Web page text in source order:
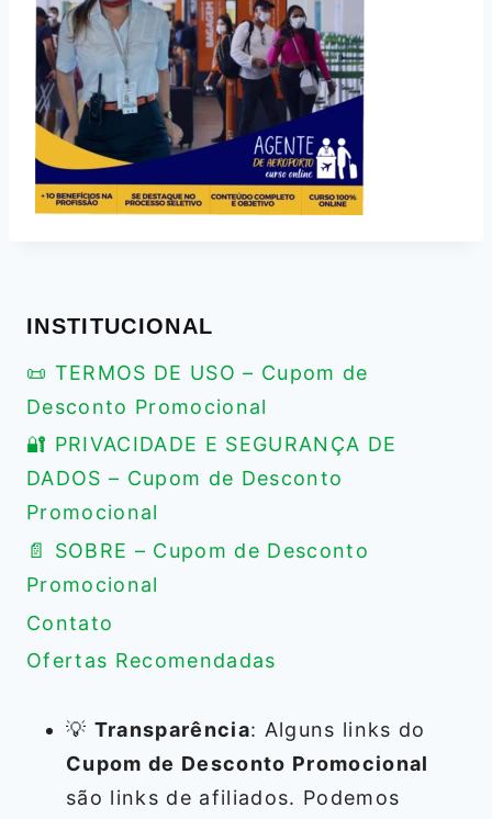
INSTITUCIONAL
📜 TERMOS DE USO – Cupom de
Desconto Promocional
🔐 PRIVACIDADE E SEGURANÇA DE
DADOS – Cupom de Desconto
Promocional
📄 SOBRE – Cupom de Desconto
Promocional
Contato
Ofertas Recomendadas
💡 Transparência: Alguns links do
Cupom de Desconto Promocional
são links de afiliados. Podemos